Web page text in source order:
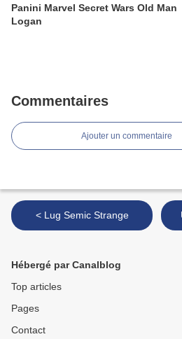
Panini Marvel Secret Wars Old Man
Logan
Commentaires
Ajouter un commentaire
< Lug Semic Strange
Hébergé par Canalblog
Top articles
Pages
Contact